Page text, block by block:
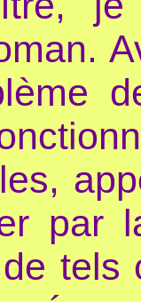
par